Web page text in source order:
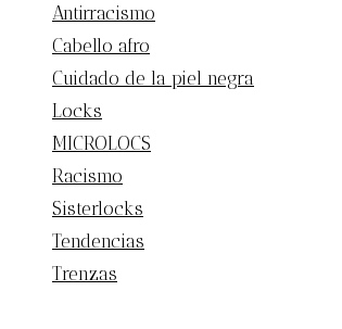
Antirracismo
Cabello afro
Cuidado de la piel negra
Locks
MICROLOCS
Racismo
Sisterlocks
Tendencias
Trenzas